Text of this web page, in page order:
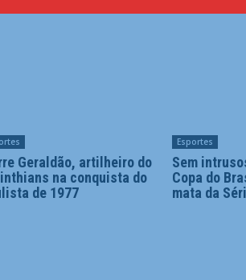
Geraldão, artilheiro do
na conquista do
de 1977
Esportes
Sem
Copa do
mata da